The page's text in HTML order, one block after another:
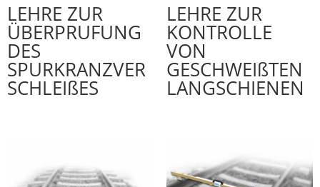
LEHRE ZUR
ÜBERPRUFUNG
DES
SPURKRANZVER
SCHLEIßES
LEHRE ZUR
KONTROLLE
VON
GESCHWEIßTEN
LANGSCHIENEN